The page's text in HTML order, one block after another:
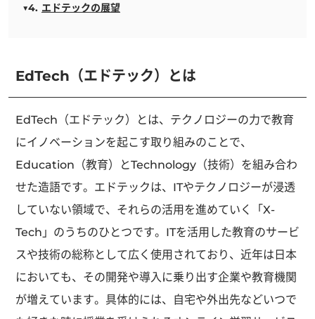
エドテックの展望
EdTech（エドテック）とは
EdTech（エドテック）とは、テクノロジーの力で教育
にイノベーションを起こす取り組みのことで、
Education（教育）とTechnology（技術）を組み合わ
せた造語です。エドテックは、ITやテクノロジーが浸透
していない領域で、それらの活用を進めていく「X-
Tech」のうちのひとつです。ITを活用した教育のサービ
スや技術の総称として広く使用されており、近年は日本
においても、その開発や導入に乗り出す企業や教育機関
が増えています。具体的には、自宅や外出先などいつで